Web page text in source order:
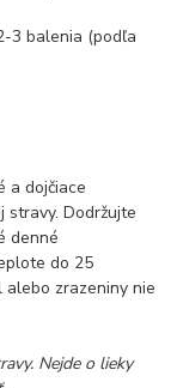
3 balenia (podľa
a dojčiace
stravy. Dodržujte
denné
do 25
alebo zrazeniny nie
Nejde o lieky